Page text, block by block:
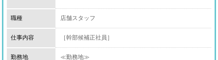
［アルバイト・店舗スタッフ］ 時給 1,400円～
職種 店舗スタッフ
仕事内容 ［幹部候補正社員］
・コンパニオンさんとの面談、ケア
勤務地
≪勤務地≫